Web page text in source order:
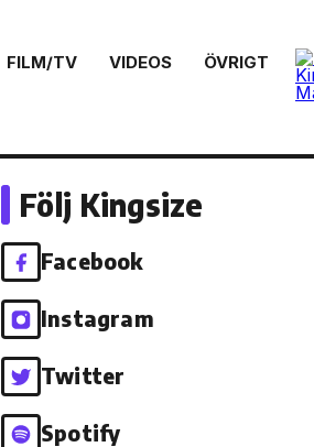
FILM/TV VIDEOS ÖVRIGT
Följ Kingsize
Facebook
Instagram
Twitter
Spotify